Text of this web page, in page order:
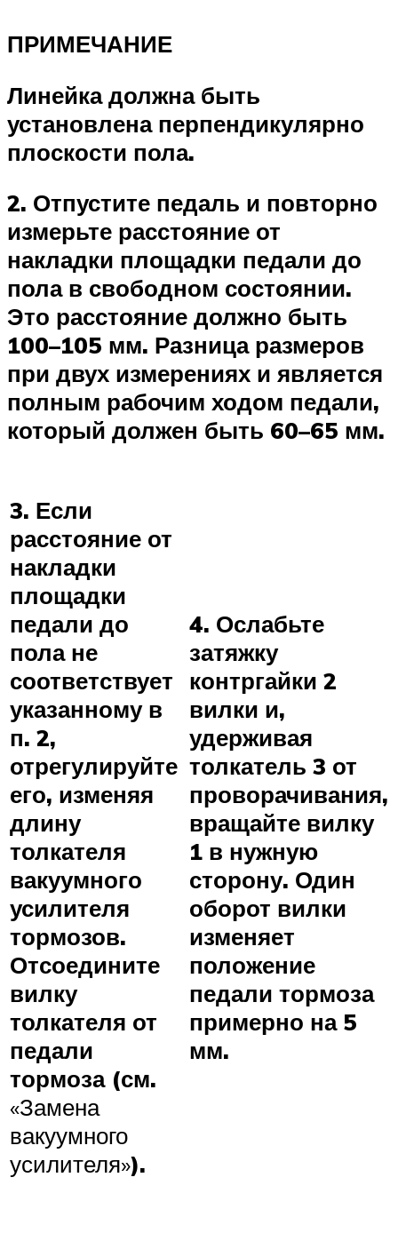
ПРИМЕЧАНИЕ
Линейка должна быть
установлена перпендикулярно
плоскости пола.
2. Отпустите педаль и повторно
измерьте расстояние от
накладки площадки педали до
пола в свободном состоянии.
Это расстояние должно быть
100–105 мм. Разница размеров
при двух измерениях и является
полным рабочим ходом педали,
который должен быть 60–65 мм.
3. Если
расстояние от
накладки
площадки
педали до
пола не
соответствует
указанному в
п. 2,
отрегулируйте
его, изменяя
длину
толкателя
вакуумного
усилителя
тормозов.
Отсоедините
вилку
толкателя от
педали
тормоза (см.
«Замена
вакуумного
усилителя»).
4. Ослабьте
затяжку
контргайки 2
вилки и,
удерживая
толкатель 3 от
проворачивания,
вращайте вилку
1 в нужную
сторону. Один
оборот вилки
изменяет
положение
педали тормоза
примерно на 5
мм.